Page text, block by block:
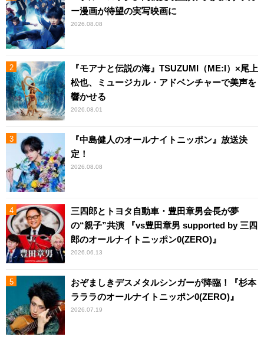
ー漫画が待望の実写映画に
2026.08.08
『モアナと伝説の海』TSUZUMI（ME:I）×尾上
松也、ミュージカル・アドベンチャーで美声を
響かせる
2026.08.01
『中島健人のオールナイトニッポン』放送決
定！
2026.08.08
三四郎とトヨタ自動車・豊田章男会長が夢
の“親子”共演 『vs豊田章男 supported by 三四
郎のオールナイトニッポン0(ZERO)』
2026.06.13
おぞましきデスメタルシンガーが降臨！『杉本
ラララのオールナイトニッポン0(ZERO)』
2026.07.19